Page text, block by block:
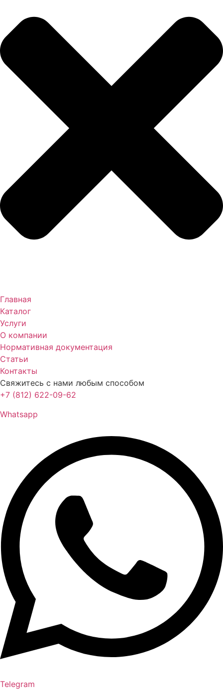
Главная
Каталог
Услуги
О компании
Нормативная документация
Статьи
Контакты
Свяжитесь с нами любым способом
+7 (812) 622-09-62
Whatsapp
Telegram